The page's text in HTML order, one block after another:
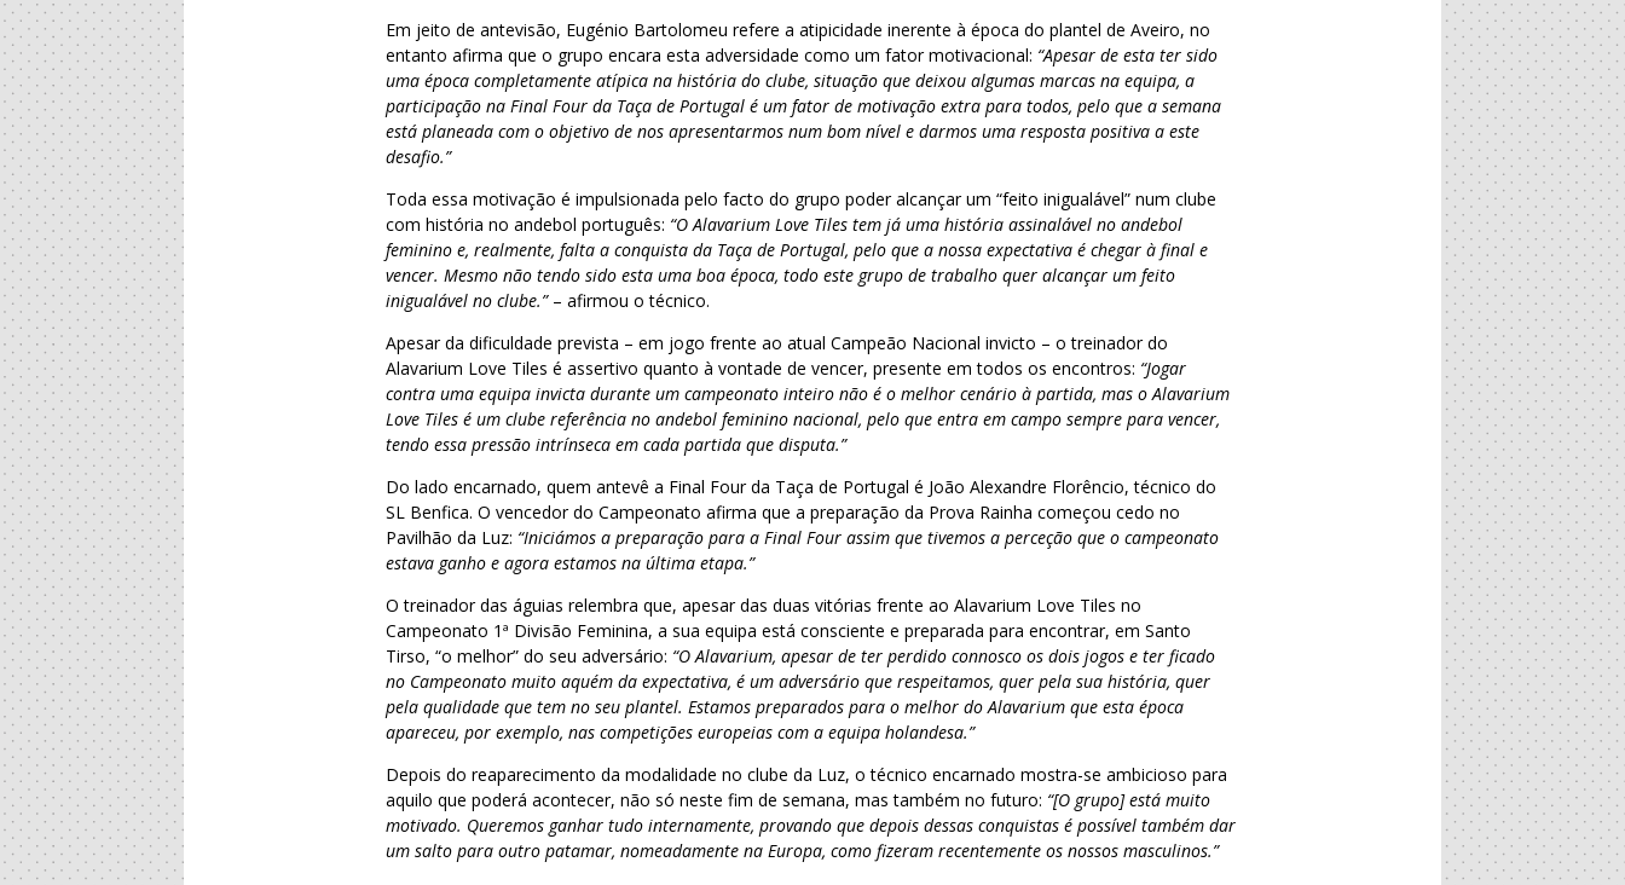
Em jeito de antevisão, Eugénio Bartolomeu refere a atipicidade inerente à época do plantel de Aveiro, no
entanto afirma que o grupo encara esta adversidade como um fator motivacional: “Apesar de esta ter sido
uma época completamente atípica na história do clube, situação que deixou algumas marcas na equipa, a
participação na Final Four da Taça de Portugal é um fator de motivação extra para todos, pelo que a semana
está planeada com o objetivo de nos apresentarmos num bom nível e darmos uma resposta positiva a este
desafio.”
Toda essa motivação é impulsionada pelo facto do grupo poder alcançar um “feito inigualável” num clube
com história no andebol português: “O Alavarium Love Tiles tem já uma história assinalável no andebol
feminino e, realmente, falta a conquista da Taça de Portugal, pelo que a nossa expectativa é chegar à final e
vencer. Mesmo não tendo sido esta uma boa época, todo este grupo de trabalho quer alcançar um feito
inigualável no clube.”– afirmou o técnico.
Apesar da dificuldade prevista – em jogo frente ao atual Campeão Nacional invicto – o treinador do
Alavarium Love Tiles é assertivo quanto à vontade de vencer, presente em todos os encontros: “Jogar
contra uma equipa invicta durante um campeonato inteiro não é o melhor cenário à partida, mas o Alavarium
Love Tiles é um clube referência no andebol feminino nacional, pelo que entra em campo sempre para vencer,
tendo essa pressão intrínseca em cada partida que disputa.”
Do lado encarnado, quem antevê a Final Four da Taça de Portugal é João Alexandre Florêncio, técnico do
SL Benfica. O vencedor do Campeonato afirma que a preparação da Prova Rainha começou cedo no
Pavilhão da Luz: “Iniciámos a preparação para a Final Four assim que tivemos a perceção que o campeonato
estava ganho e agora estamos na última etapa.”
O treinador das águias relembra que, apesar das duas vitórias frente ao Alavarium Love Tiles no
Campeonato 1ª Divisão Feminina, a sua equipa está consciente e preparada para encontrar, em Santo
Tirso, “o melhor” do seu adversário: “O Alavarium, apesar de ter perdido connosco os dois jogos e ter ficado
no Campeonato muito aquém da expectativa, é um adversário que respeitamos, quer pela sua história, quer
pela qualidade que tem no seu plantel. Estamos preparados para o melhor do Alavarium que esta época
apareceu, por exemplo, nas competições europeias com a equipa holandesa.”
Depois do reaparecimento da modalidade no clube da Luz, o técnico encarnado mostra-se ambicioso para
aquilo que poderá acontecer, não só neste fim de semana, mas também no futuro: “[O grupo] está muito
motivado. Queremos ganhar tudo internamente, provando que depois dessas conquistas é possível também dar
um salto para outro patamar, nomeadamente na Europa, como fizeram recentemente os nossos masculinos.”